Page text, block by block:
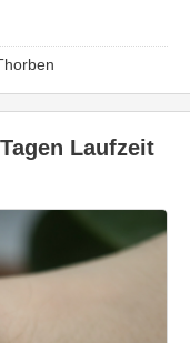
Laufzeit